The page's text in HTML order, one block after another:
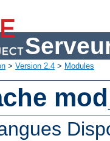
> Version 2.4 > Modules